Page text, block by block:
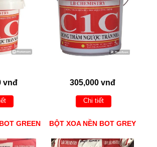
vnđ 305,000 vnđ
Chi tiết
GREEN BỘT XOA NỀN BOT GREY